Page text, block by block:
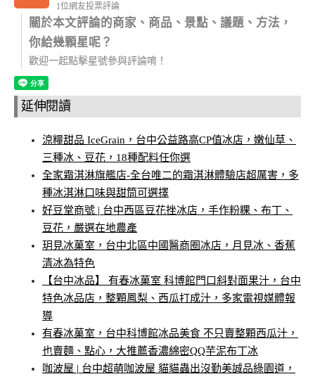
1位網友投票評論
關於本文評論的商家、商品、景點、議題、方法，
你給幾顆星呢？
歡迎一起點擊星號參與評論唷！
延伸閱讀
涼糧甜品 IceGrain，台中公益路高CP值冰店，嫩仙草、
三種冰、豆花，18種配料任你選
全家霜淇淋旗艦店-全台唯二的霜淇淋體驗店超厲害，多
種冰淇淋口味與甜筒可選擇
好豆堂商號 | 台中西區豆花挫冰店，手作粉粿、布丁、
豆花，嚴選在地農產
玥見冰菓室，台中北區中國醫商圈冰店，月見冰、香蕉
清冰為特色
【台中冰品】 有春冰菓室 科博館門口斜對面果汁，台中
特色冰品店，整顆鳳梨、西瓜打成汁，多家電視媒體報
導
有春冰菓室，台中科博館冰品美食 不只賣整顆西瓜汁，
也賣麵、點心，大推薦香濃綿密QQ芋泥布丁冰
咖波屋 | 台中超萌咖波屋 貓貓蟲出沒勤美誠品綠園道，